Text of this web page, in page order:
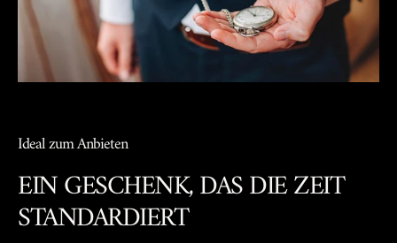
Ideal zum Anbieten
EIN GESCHENK, DAS DIE ZEIT
STANDARDIERT